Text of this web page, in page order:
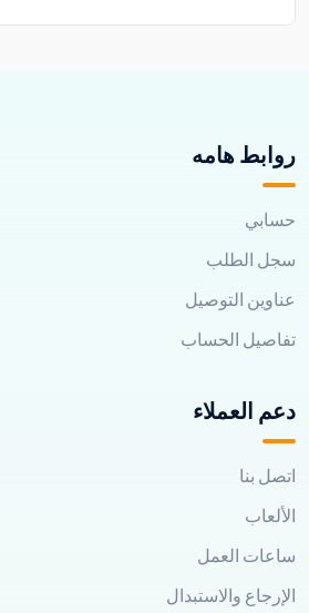
روابط هامه
حسابي
سجل الطلب
عناوين التوصيل
تفاصيل الحساب
دعم العملاء
اتصل بنا
الألعاب
ساعات العمل
الإرجاع والاستبدال